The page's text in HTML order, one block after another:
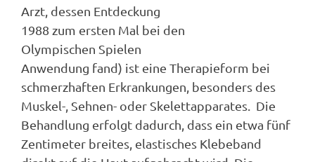
Arzt, dessen Entdeckung
1988 zum ersten Mal bei den
Olympischen Spielen
Anwendung fand) ist eine Therapieform bei
schmerzhaften Erkrankungen, besonders des
Muskel-, Sehnen- oder Skelettapparates. Die
Behandlung erfolgt dadurch, dass ein etwa fünf
Zentimeter breites, elastisches Klebeband